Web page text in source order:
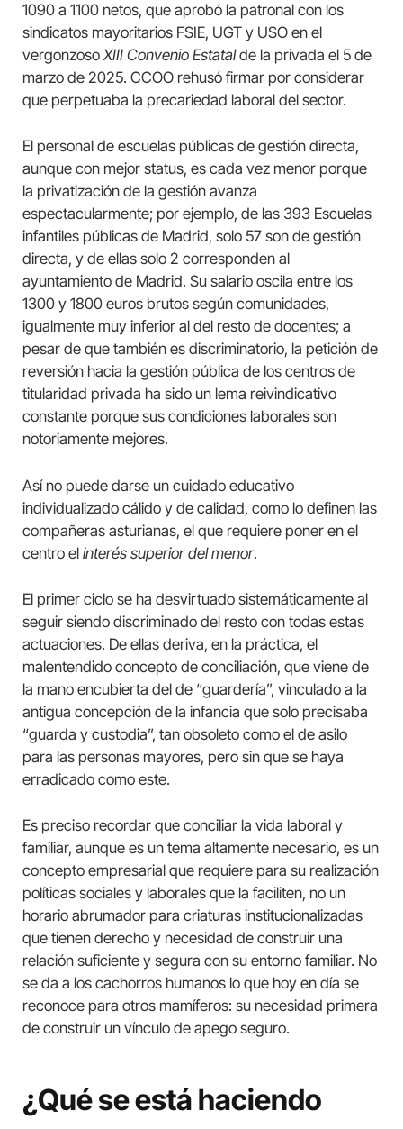
1090 a 1100 netos, que aprobó la patronal con los
sindicatos mayoritarios FSIE, UGT y USO en el
vergonzosoXIII Convenio Estatalde la privada el 5 de
marzo de 2025. CCOO rehusó firmar por considerar
que perpetuaba la precariedad laboral del sector.
El personal de escuelas públicas de gestión directa,
aunque con mejor status, es cada vez menor porque
la privatización de la gestión avanza
espectacularmente; por ejemplo, de las 393 Escuelas
infantiles públicas de Madrid, solo 57 son de gestión
directa, y de ellas solo 2 corresponden al
ayuntamiento de Madrid. Su salario oscila entre los
1300 y 1800 euros brutos según comunidades,
igualmente muy inferior al del resto de docentes; a
pesar de que también es discriminatorio, la petición de
reversión hacia la gestión pública de los centros de
titularidad privada ha sido un lema reivindicativo
constante porque sus condiciones laborales son
notoriamente mejores.
Así no puede darse un cuidado educativo
individualizado cálido y de calidad, como lo definen las
compañeras asturianas, el que requiere poner en el
centro el interés superior del menor.
El primer ciclo se ha desvirtuado sistemáticamente al
seguir siendo discriminado del resto con todas estas
actuaciones. De ellas deriva, en la práctica, el
malentendido concepto de conciliación, que viene de
la mano encubierta del de “guardería”, vinculado a la
antigua concepción de la infancia que solo precisaba
“guarda y custodia”, tan obsoleto como el de asilo
para las personas mayores, pero sin que se haya
erradicado como este.
Es preciso recordar que conciliar la vida laboral y
familiar, aunque es un tema altamente necesario, es un
concepto empresarial que requiere para su realización
políticas sociales y laborales que la faciliten, no un
horario abrumador para criaturas institucionalizadas
que tienen derecho y necesidad de construir una
relación suficiente y segura con su entorno familiar. No
se da a los cachorros humanos lo que hoy en día se
reconoce para otros mamíferos: su necesidad primera
de construir un vínculo de apego seguro.
¿Qué se está haciendo